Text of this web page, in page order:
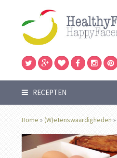
RECEPTEN
Home » (W)etenswaardigheden »